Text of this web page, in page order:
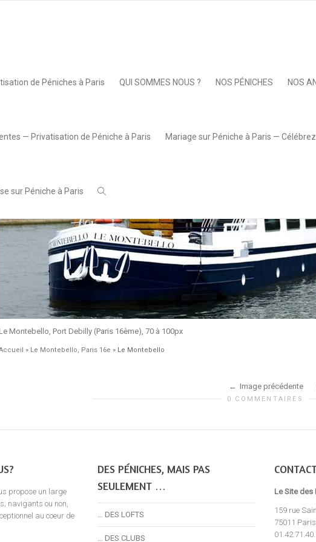
de Péniches à Paris QUI SOMMES NOUS ? NOS PÉNICHES NOS
— Privatisation de Péniche à Paris Mariage sur Péniche à Paris —
sur Péniche à Paris
Montebello, Port Debilly (Paris 16ème), 70 à 100px
» Le Montebello, Paris 16e » Le Montebello
Image précédente
0 COMMENTAIRES
propose un large
navigants ou non,
au coeur de
DES PÉNICHES, MAIS PAS
SEULEMENT …
… DES LOFTS
… DES CLUBS
Le Site des
159 rue
75011 Paris